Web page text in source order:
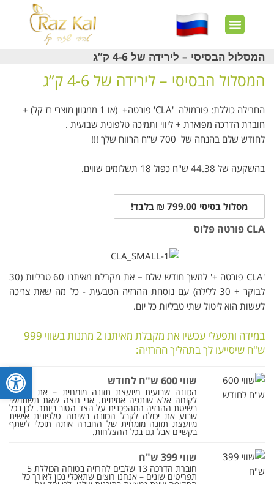
המסלול הבסיסי – לירידה של 4-6 ק”ג
המסלול הבסיסי – לירידה של 4-6 ק”ג
החבילה כוללת: פורמולה 'CLA' פורטה+ (או 1 ממגוון מוצרי רז קל) +
חוברת הדרכה מפוארת + ליווי ותמיכה טלפונית שבועית .
לחודש שלם בהנחה של 700 ש"ח הרווח שלך !!!
בהשקעה של 44.38 ש"ח כפול 18 תשלומים שווים.
מסלול בסיסי 799.00 ₪ בלבד!
CLA פורטה פלוס
'CLA פורטה +' למשך חודש שלם – את מקבלת מאיתנו 60 טבליות (30
לבוקר + 30 ללילה) עם נוסחת ההרזיה הטבעית - כל מה שאת צריכה
לעשות הוא ליטול שתי טבליות כל יום.
במידה ותפעלי עכשיו את מקבלת מאיתנו 2 מתנות בשווי 999
ש"ח שיסייעו לך בתהליך ההרזיה:
שווי 600 ש"ח לחודש
הכוונה שבועית מיועצת תזונה מומחית – את לא רק
לקוחה אלא שותפה אמיתית. אני רוצה שאת תשתמשי
בשיטת ההרזיה המהפכנית על הצד הטוב ביותר. לכן בכל
שבוע את יכולה לקבל הכוונה בשיחה טלפונית אישית
מיועצת תזונה מומחית של החברה אותה תוכלי לשתף
בקשיים אבל גם בכל ההצלחות.
שווי 399 ש"ח
חוברת הדרכה 13 שלבים להרזיה בטוחה הכוללת 5
תפריטים שונים – אנחנו רוצים שתאכלי נכון לאורך כל
פתח